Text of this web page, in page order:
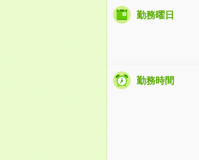
勤務曜日
勤務時間